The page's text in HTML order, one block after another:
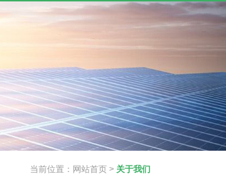
当前位置： 网站首页 > 关于我们